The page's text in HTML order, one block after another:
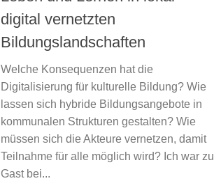
digital vernetzten
Bildungslandschaften
Welche Konsequenzen hat die
Digitalisierung für kulturelle Bildung? Wie
lassen sich hybride Bildungsangebote in
kommunalen Strukturen gestalten? Wie
müssen sich die Akteure vernetzen, damit
Teilnahme für alle möglich wird? Ich war zu
Gast bei...